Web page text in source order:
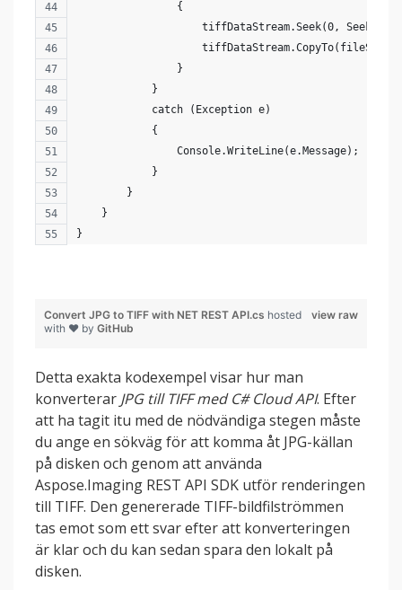
                {
tiffDataStream.Seek(0,
                }
            }
            catch (Exception e)
            {
                Console.WriteLine(e.Message);
            }
        }
    }
}
view raw
Convert JPG to TIFF with NET REST API.cs hosted
with ❤ by GitHub
Detta exakta kodexempel visar hur man
konverterar JPG till TIFF med C# Cloud API. Efter
att ha tagit itu med de nödvändiga stegen måste
du ange en sökväg för att komma åt JPG-källan
på disken och genom att använda
Aspose.Imaging REST API SDK utför renderingen
till TIFF. Den genererade TIFF-bildfilströmmen
tas emot som ett svar efter att konverteringen
är klar och du kan sedan spara den lokalt på
disken.